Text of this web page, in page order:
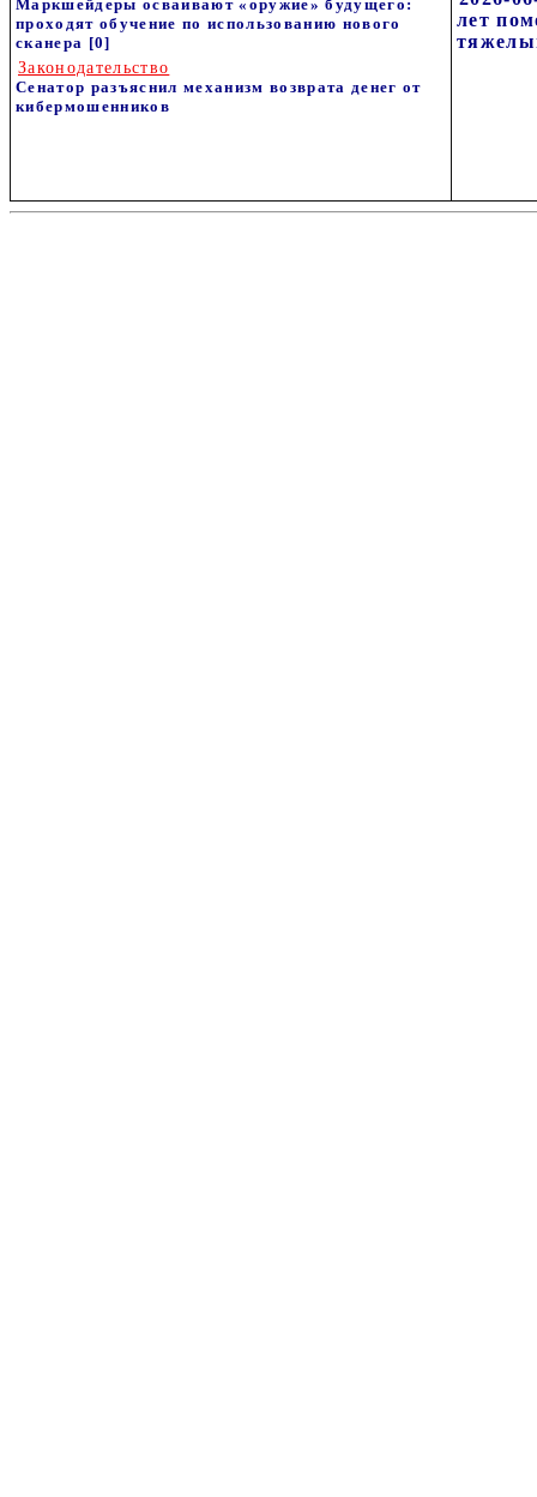
Маркшейдеры осваивают «оружие» будущего:
проходят обучение по использованию нового
сканера [0]
Законодательство
Сенатор разъяснил механизм возврата денег от
кибермошенников
лет